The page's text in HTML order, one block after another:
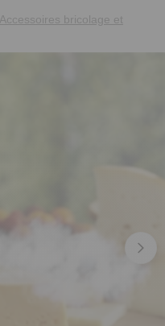
Accessoires bricolage et